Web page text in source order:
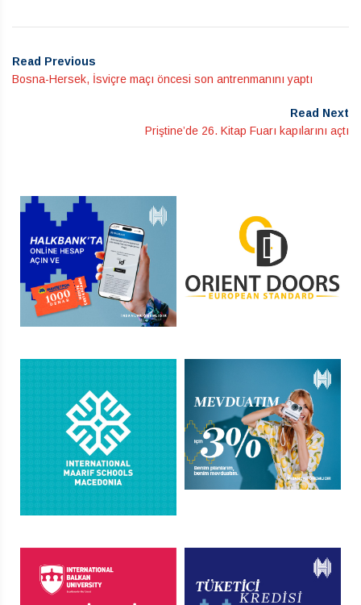
Read Previous
Bosna-Hersek, İsviçre maçı öncesi son antrenmanını yaptı
Read Next
Priştine’de 26. Kitap Fuarı kapılarını açtı